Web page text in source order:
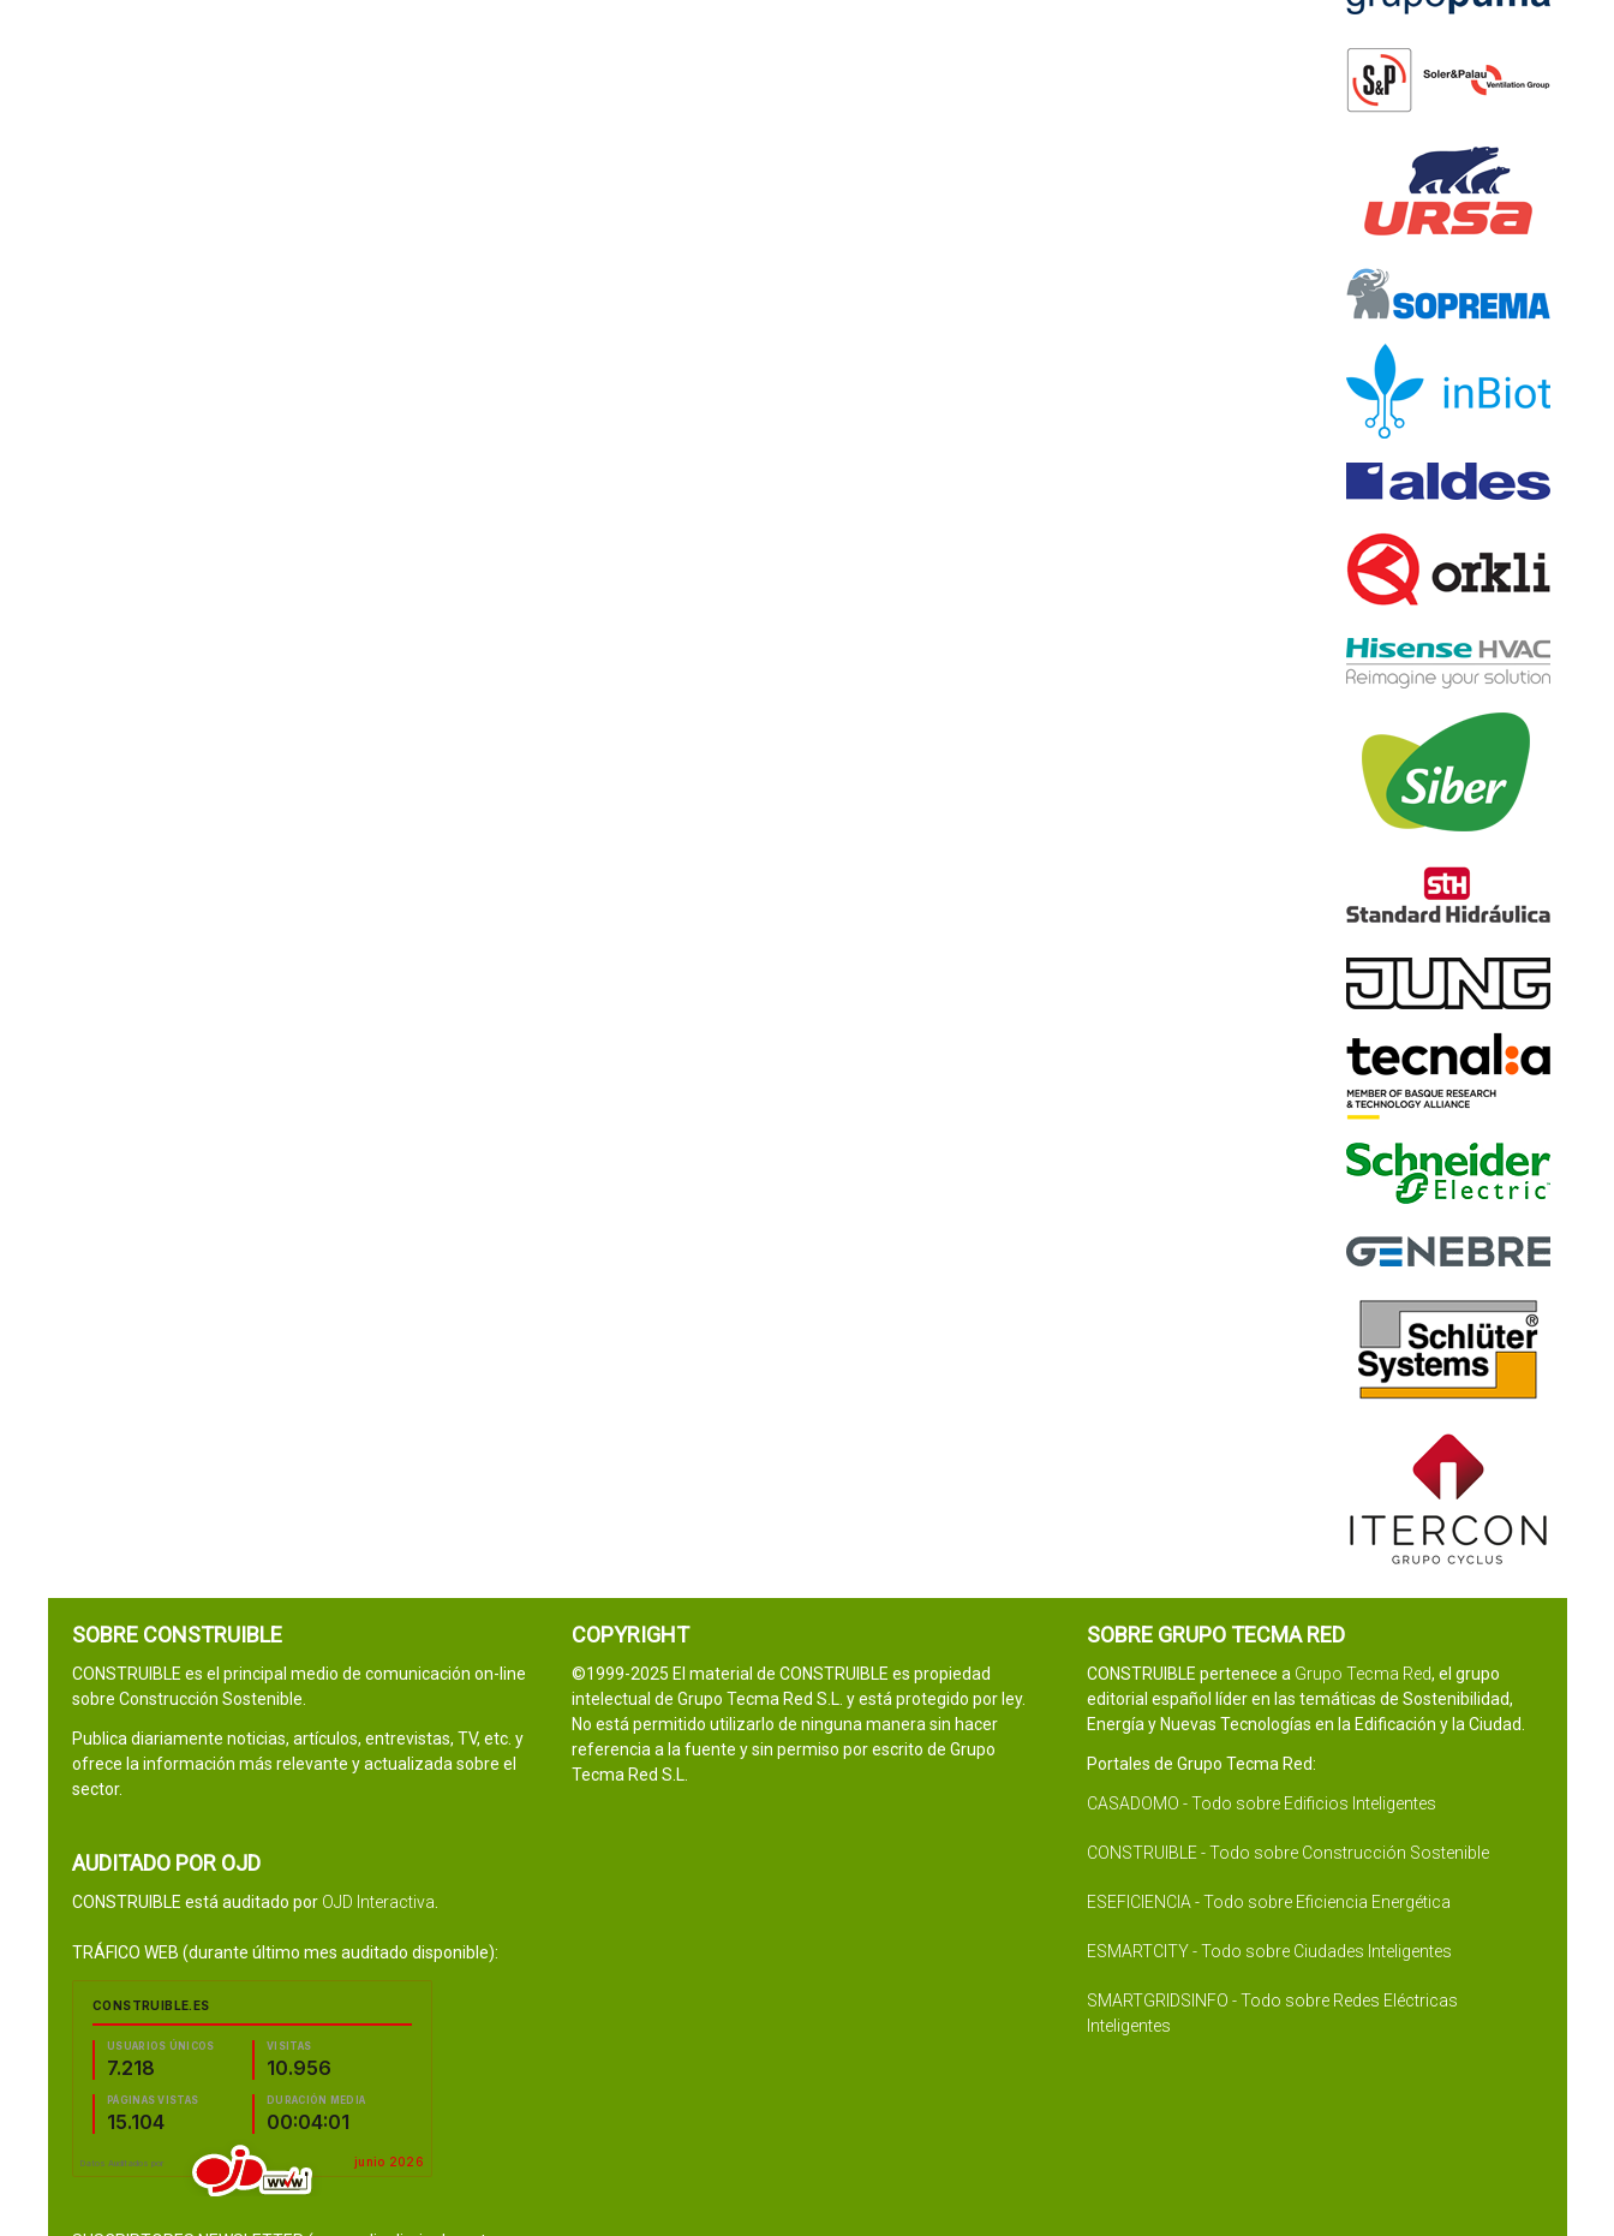
SOBRE CONSTRUIBLE
CONSTRUIBLE es el principal medio de comunicación on-line
sobre Construcción Sostenible.
Publica diariamente noticias, artículos, entrevistas, TV, etc. y
ofrece la información más relevante y actualizada sobre el
sector.
AUDITADO POR OJD
CONSTRUIBLE está auditado por OJD Interactiva
TRÁFICO WEB (durante último mes auditado disponible):
COPYRIGHT
©1999-2025 El material de CONSTRUIBLE es propiedad
intelectual de Grupo Tecma Red S.L. y está protegido por ley.
No está permitido utilizarlo de ninguna manera sin hacer
referencia a la fuente y sin permiso por escrito de Grupo
Tecma Red S.L.
SOBRE GRUPO TECMA RED
CONSTRUIBLE pertenece a Grupo Tecma Red, el grupo
editorial español líder en las temáticas de Sostenibilidad,
Energía y Nuevas Tecnologías en la Edificación y la Ciudad.
Portales de Grupo Tecma Red:
CASADOMO - Todo sobre Edificios Inteligentes
CONSTRUIBLE - Todo sobre Construcción Sostenible
ESEFICIENCIA - Todo sobre Eficiencia Energética
ESMARTCITY - Todo sobre Ciudades Inteligentes
SMARTGRIDSINFO - Todo sobre Redes Eléctricas
Inteligentes